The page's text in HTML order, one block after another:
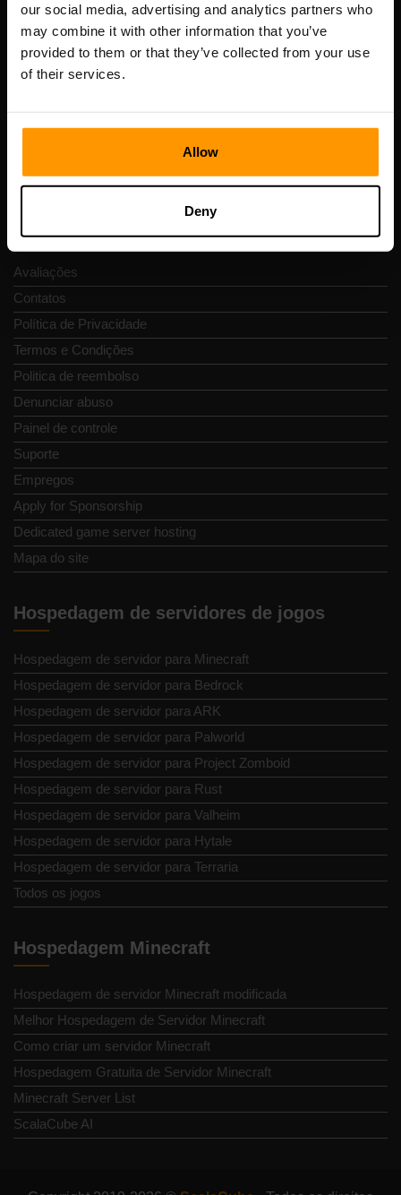
our social media, advertising and analytics partners who
may combine it with other information that you’ve
provided to them or that they’ve collected from your use
of their services.
Allow
Deny
Scalable Hosting Solutions OÜ
Código de Registo: 14652605
Número de IVA: EE102133820
Avaliações
Contatos
Política de Privacidade
Termos e Condições
Politica de reembolso
Denunciar abuso
Painel de controle
Suporte
Empregos
Apply for Sponsorship
Dedicated game server hosting
Mapa do site
Hospedagem de servidores de jogos
Hospedagem de servidor para Minecraft
Hospedagem de servidor para Bedrock
Hospedagem de servidor para ARK
Hospedagem de servidor para Palworld
Hospedagem de servidor para Project Zomboid
Hospedagem de servidor para Rust
Hospedagem de servidor para Valheim
Hospedagem de servidor para Hytale
Hospedagem de servidor para Terraria
Todos os jogos
Hospedagem Minecraft
Hospedagem de servidor Minecraft modificada
Melhor Hospedagem de Servidor Minecraft
Como criar um servidor Minecraft
Hospedagem Gratuita de Servidor Minecraft
Minecraft Server List
ScalaCube AI